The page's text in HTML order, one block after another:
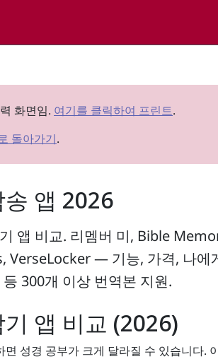
화면임. 여기를 클릭하여 프린트.
돌아가기.
앱 2026
앱 비교. 리멤버 미, Bible
VerseLocker — 기능, 가격, 나에
300개 이상 번역본 지원.
앱 비교 (2026)
성경 공부가 크게 달라질 수 있습니다.